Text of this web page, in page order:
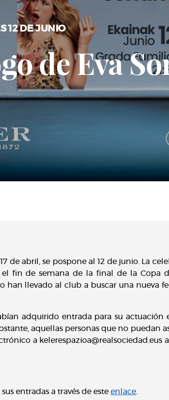
12 DE JUNIO
de Eva
de abril, se pospone al 12 de junio. La
fin de semana de la final de la Copa
llevado al club a buscar una nueva
adquirido entrada para su actuación
aquellas personas que no puedan
a kelerespazioa@realsociedad.eus
entradas a través de este enlace